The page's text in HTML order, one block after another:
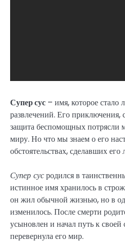
Супер сус – имя, которое стало
развлечений. Его приключения,
защита беспомощных
миру. Но что мы знаем о его
обстоятельствах, сделавших его
Супер сусродился в
истинное имя хранилось в
он жил обычной жизнью, но в
изменилось. После смерти
усыновлен и начал путь к своей
перевернула его мир.